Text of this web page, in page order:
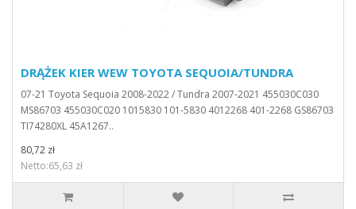
DRĄŻEK KIER WEW TOYOTA SEQUOIA/TUNDRA
07-21 Toyota Sequoia 2008-2022 / Tundra 2007-2021 455030C030
MS86703 455030C020 1015830 101-5830 4012268 401-2268 GS86703
TI74280XL 45A1267..
80,72 zł
Netto:65,63 zł